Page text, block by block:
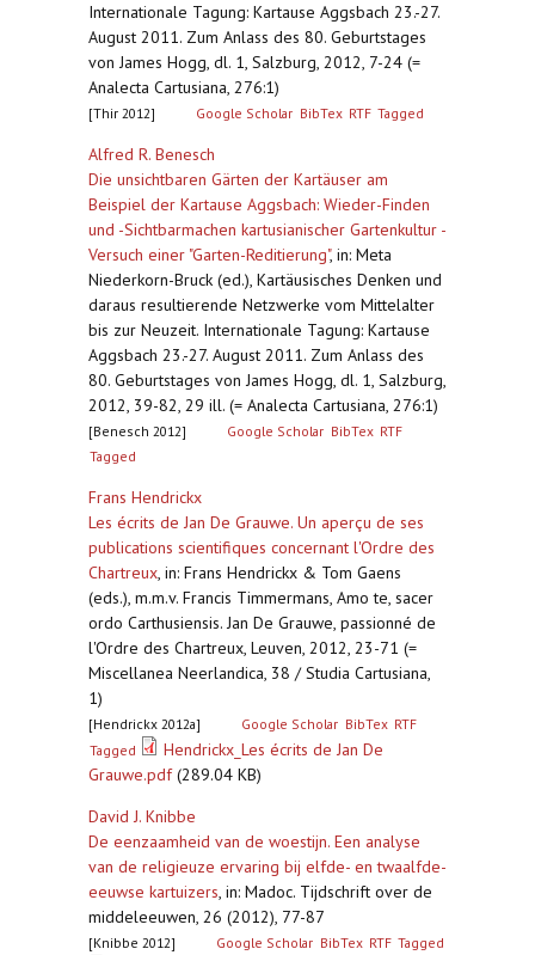
Internationale Tagung: Kartause Aggsbach 23.-27.
August 2011. Zum Anlass des 80. Geburtstages
von James Hogg, dl. 1, Salzburg, 2012, 7-24 (=
Analecta Cartusiana, 276:1)
[Thir 2012] Google Scholar BibTex RTF Tagged
Alfred R. Benesch
Die unsichtbaren Gärten der Kartäuser am
Beispiel der Kartause Aggsbach: Wieder-Finden
und -Sichtbarmachen kartusianischer Gartenkultur -
Versuch einer "Garten-Reditierung", in: Meta
Niederkorn-Bruck (ed.), Kartäusisches Denken und
daraus resultierende Netzwerke vom Mittelalter
bis zur Neuzeit. Internationale Tagung: Kartause
Aggsbach 23.-27. August 2011. Zum Anlass des
80. Geburtstages von James Hogg, dl. 1, Salzburg,
2012, 39-82, 29 ill. (= Analecta Cartusiana, 276:1)
[Benesch 2012] Google Scholar BibTex RTF
Tagged
Frans Hendrickx
Les écrits de Jan De Grauwe. Un aperçu de ses
publications scientifiques concernant l'Ordre des
Chartreux, in: Frans Hendrickx & Tom Gaens
(eds.), m.m.v. Francis Timmermans, Amo te, sacer
ordo Carthusiensis. Jan De Grauwe, passionné de
l'Ordre des Chartreux, Leuven, 2012, 23-71 (=
Miscellanea Neerlandica, 38 / Studia Cartusiana,
1)
[Hendrickx 2012a] Google Scholar BibTex RTF
Tagged
Hendrickx_Les écrits de Jan De
Grauwe.pdf(289.04 KB)
David J. Knibbe
De eenzaamheid van de woestijn. Een analyse
van de religieuze ervaring bij elfde- en twaalfde-
eeuwse kartuizers, in: Madoc. Tijdschrift over de
middeleeuwen, 26 (2012), 77-87
[Knibbe 2012] Google Scholar BibTex RTF Tagged